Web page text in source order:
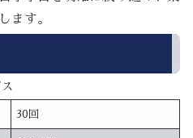
ます。
30回